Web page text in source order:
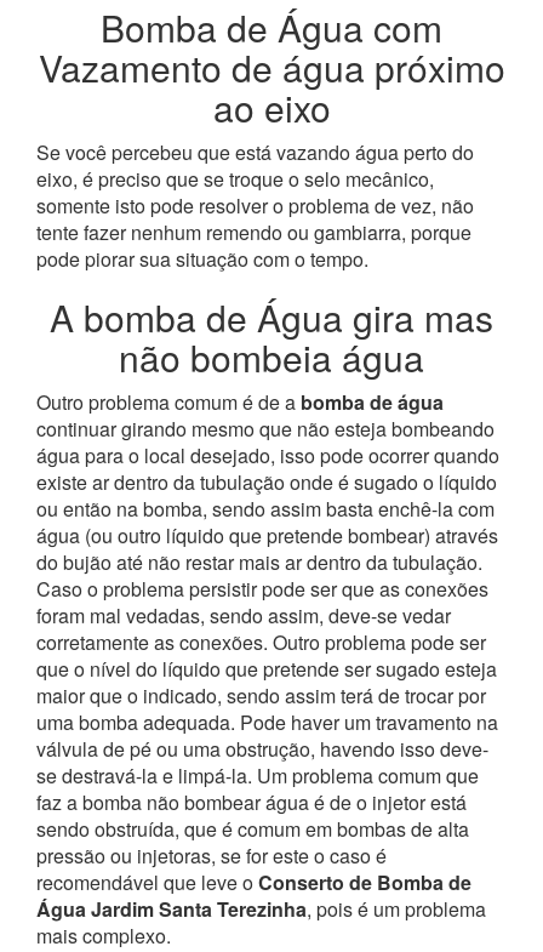
Bomba de Água com
Vazamento de água próximo
ao eixo
Se você percebeu que está vazando água perto do
eixo, é preciso que se troque o selo mecânico,
somente isto pode resolver o problema de vez, não
tente fazer nenhum remendo ou gambiarra, porque
pode piorar sua situação com o tempo.
A bomba de Água gira mas
não bombeia água
Outro problema comum é de a bomba de água
continuar girando mesmo que não esteja bombeando
água para o local desejado, isso pode ocorrer quando
existe ar dentro da tubulação onde é sugado o líquido
ou então na bomba, sendo assim basta enchê-la com
água (ou outro líquido que pretende bombear) através
do bujão até não restar mais ar dentro da tubulação.
Caso o problema persistir pode ser que as conexões
foram mal vedadas, sendo assim, deve-se vedar
corretamente as conexões. Outro problema pode ser
que o nível do líquido que pretende ser sugado esteja
maior que o indicado, sendo assim terá de trocar por
uma bomba adequada. Pode haver um travamento na
válvula de pé ou uma obstrução, havendo isso deve-
se destravá-la e limpá-la. Um problema comum que
faz a bomba não bombear água é de o injetor está
sendo obstruída, que é comum em bombas de alta
pressão ou injetoras, se for este o caso é
recomendável que leve oConserto de Bomba de
Água Jardim Santa Terezinha, pois é um problema
mais complexo.